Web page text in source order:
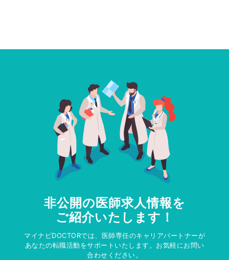
非公開の医師求人情報を
ご紹介いたします！
マイナビDOCTORでは、医師専任のキャリアパートナーが
あなたの転職活動をサポートいたします。お気軽にお問い
合わせください。